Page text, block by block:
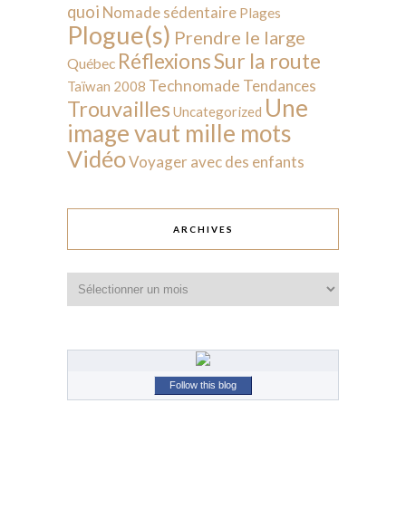
quoi Nomade sédentaire Plages
Plogue(s) Prendre le large
Québec RéflexionsSur la route
Taïwan 2008 Technomade Tendances
Trouvailles Uncategorized Une
image vaut mille mots
VidéoVoyager avec des enfants
ARCHIVES
Follow this blog